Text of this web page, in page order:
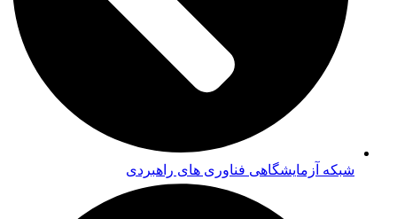
شبکه آزمایشگاهی فناوری های راهبردی